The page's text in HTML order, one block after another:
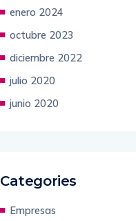
enero 2024
octubre 2023
diciembre 2022
julio 2020
junio 2020
Categories
Empresas